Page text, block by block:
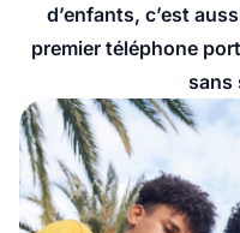
d’enfants, c’est
premier téléphone
sans